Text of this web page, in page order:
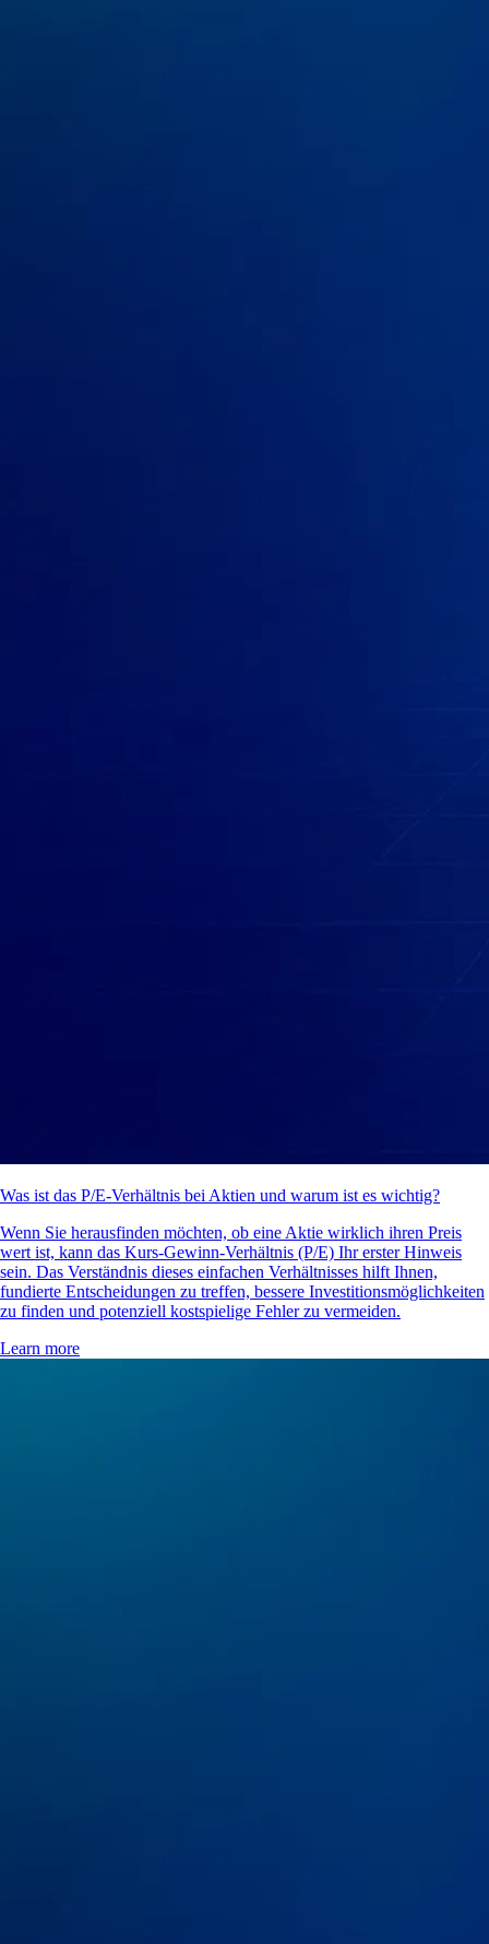
Was ist das P/E-Verhältnis bei Aktien und warum ist es wichtig?
Wenn Sie herausfinden möchten, ob eine Aktie wirklich ihren Preis
wert ist, kann das Kurs-Gewinn-Verhältnis (P/E) Ihr erster Hinweis
sein. Das Verständnis dieses einfachen Verhältnisses hilft Ihnen,
fundierte Entscheidungen zu treffen, bessere Investitionsmöglichkeiten
zu finden und potenziell kostspielige Fehler zu vermeiden.
Learn more